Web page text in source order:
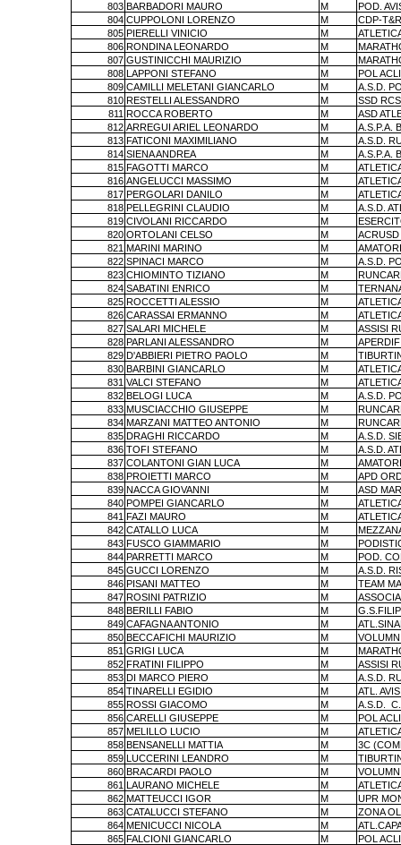
803 BARBADORI MAURO M
POD.
804 CUPPOLONI LORENZO M
CDP-
805 PIERELLI VINICIO M
806 RONDINA LEONARDO M
807 GUSTINICCHI MAURIZIO M
808 LAPPONI STEFANO M
POL
809 CAMILLI MELETANI GIANCARLO M
A.S.D.
810 RESTELLI ALESSANDRO M
SSD
811 ROCCA ROBERTO M
ASD
812 ARREGUI ARIEL LEONARDO M
A.S.P.A.
813 FATICONI MAXIMILIANO M
A.S.D.
814 SIENA ANDREA M
A.S.P.A.
815 FAGOTTI MARCO M
816 ANGELUCCI MASSIMO M
817 PERGOLARI DANILO M
818 PELLEGRINI CLAUDIO M
A.S.D.
819 CIVOLANI RICCARDO M
820 ORTOLANI CELSO M
821 MARINI MARINO M
822 SPINACI MARCO M
A.S.D.
823 CHIOMINTO TIZIANO M
824 SABATINI ENRICO M
825 ROCCETTI ALESSIO M
826 CARASSAI ERMANNO M
827 SALARI MICHELE M
ASSISI
828 PARLANI ALESSANDRO M
829 D'ABBIERI PIETRO PAOLO M
830 BARBINI GIANCARLO M
831 VALCI STEFANO M
832 BELOGI LUCA M
A.S.D.
833 MUSCIACCHIO GIUSEPPE M
834 MARZANI MATTEO ANTONIO M
835 DRAGHI RICCARDO M
A.S.D.
836 TOFI STEFANO M
A.S.D.
837 COLANTONI GIAN LUCA M
838 PROIETTI MARCO M
APD
839 NACCA GIOVANNI M
ASD
840 POMPEI GIANCARLO M
841 FAZI MAURO M
842 CATALLO LUCA M
843 FUSCO GIAMMARIO M
844 PARRETTI MARCO M
POD.
845 GUCCI LORENZO M
A.S.D.
846 PISANI MATTEO M
TEAM
847 ROSINI PATRIZIO M
848 BERILLI FABIO M
849 CAFAGNA ANTONIO M
850 BECCAFICHI MAURIZIO M
851 GRIGI LUCA M
852 FRATINI FILIPPO M
ASSISI
853 DI MARCO PIERO M
A.S.D.
854 TINARELLI EGIDIO M
ATL.
855 ROSSI GIACOMO M A.S.D.
856 CARELLI GIUSEPPE M
POL
857 MELILLO LUCIO M
858 BENSANELLI MATTIA M
3C
859 LUCCERINI LEANDRO M
860 BRACARDI PAOLO M
861 LAURANO MICHELE M
862 MATTEUCCI IGOR M
UPR
863 CATALUCCI STEFANO M
ZONA
864 MENICUCCI NICOLA M
865 FALCIONI GIANCARLO M
POL